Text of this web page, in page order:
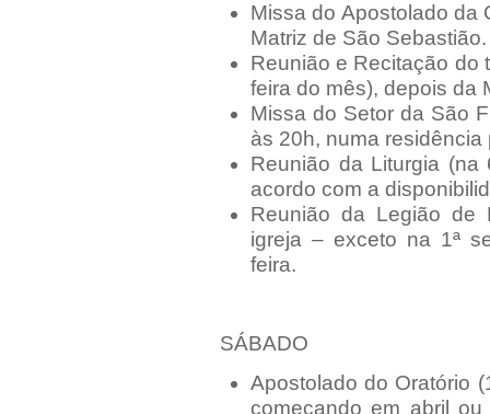
Missa do Apostolado da
Matriz de São Sebastião.
Reunião e Recitação do
feira do mês), depois da
Missa do Setor da São
às 20h, numa
Reunião da Liturgia (na
acordo com a
Reunião da Legião de
igreja – exceto na 1ª
feira.
SÁBADO
Apostolado do Oratório
começando em abril